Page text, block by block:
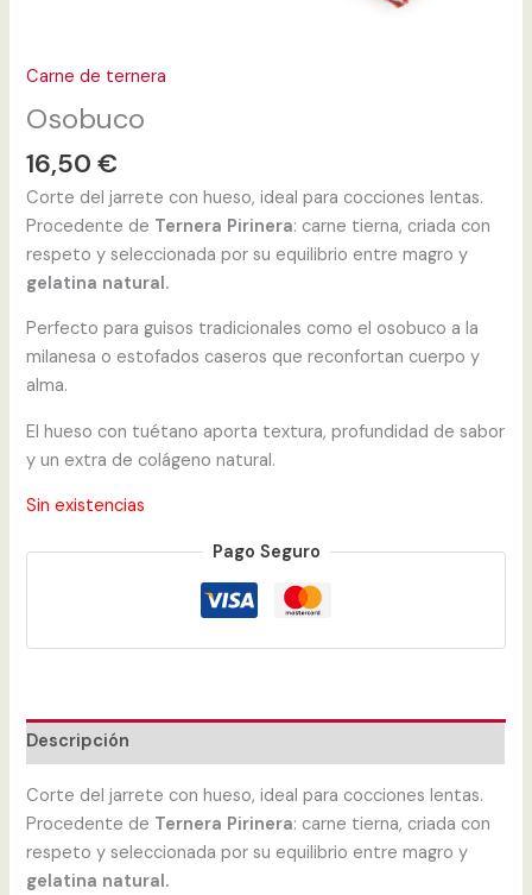
Carne de ternera
Osobuco
16,50€
Corte del jarrete con hueso, ideal para cocciones lentas.
Procedente de Ternera Pirinera: carne tierna, criada con
respeto y seleccionada por su equilibrio entre magro y
gelatina natural.
Perfecto para guisos tradicionales como el osobuco a la
milanesa o estofados caseros que reconfortan cuerpo y
alma.
El hueso con tuétano aporta textura, profundidad de sabor
y un extra de colágeno natural.
Sin existencias
Pago Seguro
Descripción
Corte del jarrete con hueso, ideal para cocciones lentas.
Procedente de Ternera Pirinera: carne tierna, criada con
respeto y seleccionada por su equilibrio entre magro y
gelatina natural.